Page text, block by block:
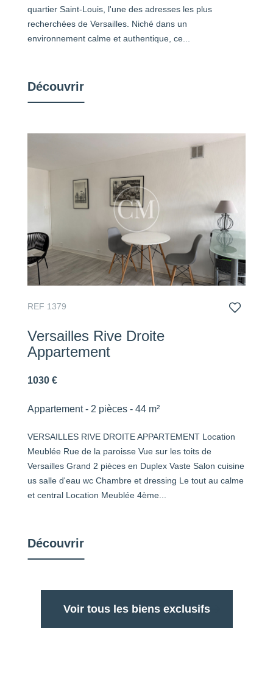
quartier Saint-Louis, l'une des adresses les plus
recherchées de Versailles. Niché dans un
environnement calme et authentique, ce...
Découvrir
REF 1379
Versailles Rive Droite
Appartement
1030 €
Appartement - 2 pièces - 44 m²
VERSAILLES RIVE DROITE APPARTEMENT Location
Meublée Rue de la paroisse Vue sur les toits de
Versailles Grand 2 pièces en Duplex Vaste Salon cuisine
us salle d'eau wc Chambre et dressing Le tout au calme
et central Location Meublée 4ème...
Découvrir
Voir tous les biens exclusifs